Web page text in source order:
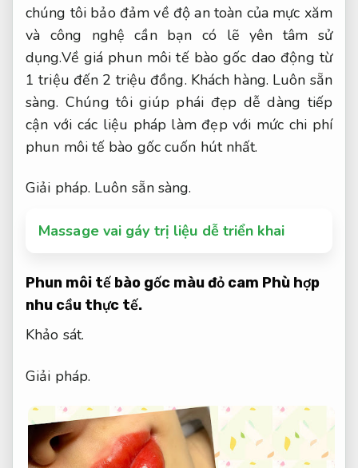
chúng tôi bảo đảm về độ an toàn của mực xăm
và công nghệ cần bạn có lẽ yên tâm sử
dụng.Về giá phun môi tế bào gốc dao động từ
1 triệu đến 2 triệu đồng. Khách hàng. Luôn sẵn
sàng. Chúng tôi giúp phái đẹp dễ dàng tiếp
cận với các liệu pháp làm đẹp với mức chi phí
phun môi tế bào gốc cuốn hút nhất.
Giải pháp. Luôn sẵn sàng.
Massage vai gáy trị liệu dễ triển khai
Phun môi tế bào gốc màu đỏ cam Phù hợp
nhu cầu thực tế.
Khảo sát.
Giải pháp.